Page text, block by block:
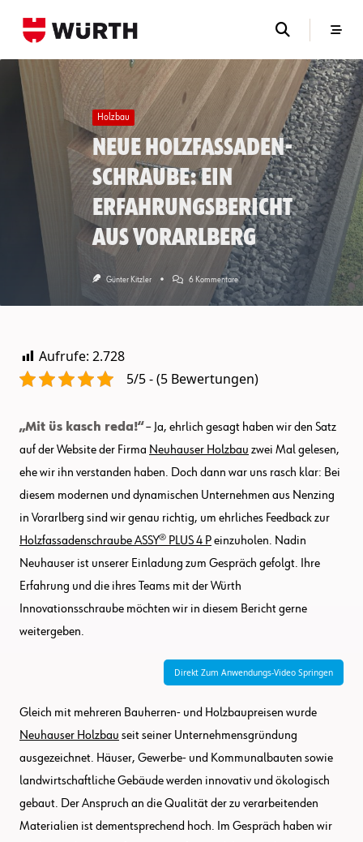
Holzbau
Neue Holzfassaden-
Schraube: Ein
Erfahrungsbericht
aus Vorarlberg
Günter Kitzler 6 KommentareZu
Neue
Holzfassaden-
Aufrufe: 2.728
5/5 - (5 Bewertungen)
„Mit üs kasch reda!“– Ja, ehrlich gesagt haben wir den Satz
auf der Website der Firma Neuhauser Holzbau zwei Mal gelesen,
ehe wir ihn verstanden haben. Doch dann war uns rasch klar: Bei
diesem modernen und dynamischen Unternehmen aus Nenzing
in Vorarlberg sind wir genau richtig, um ehrliches Feedback zur
Holzfassadenschraube ASSY® PLUS 4 Peinzuholen. Nadin
Neuhauser ist unserer Einladung zum Gespräch gefolgt. Ihre
Erfahrung und die ihres Teams mit der Würth
Innovationsschraube möchten wir in diesem Bericht gerne
weitergeben.
Direkt Zum Anwendungs-Video Springen
Gleich mit mehreren Bauherren- und Holzbaupreisen wurde
Neuhauser Holzbau seit seiner Unternehmensgründung
ausgezeichnet. Häuser, Gewerbe- und Kommunalbauten sowie
landwirtschaftliche Gebäude werden innovativ und ökologisch
gebaut. Der Anspruch an die Qualität der zu verarbeitenden
Materialien ist dementsprechend hoch. Im Gespräch haben wir